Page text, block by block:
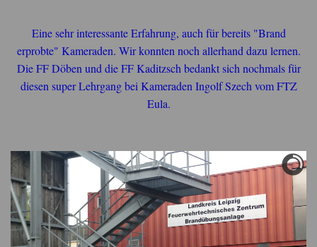
Eine sehr interessante Erfahrung, auch für bereits "Brand
erprobte" Kameraden. Wir konnten noch allerhand dazu lernen.
Die FF Döben und die FF Kaditzsch bedankt sich nochmals für
diesen super Lehrgang bei Kameraden Ingolf Szech vom FTZ
Eula.